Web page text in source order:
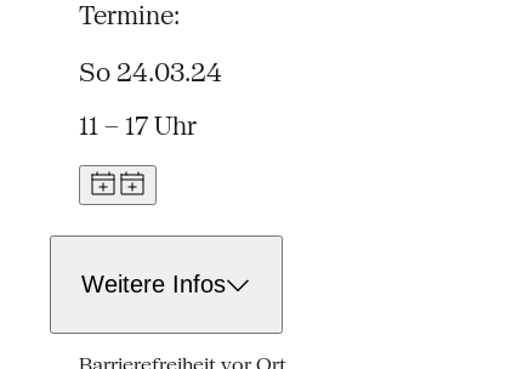
Termine:
So 24.03.24
11 – 17 Uhr
Weitere Infos